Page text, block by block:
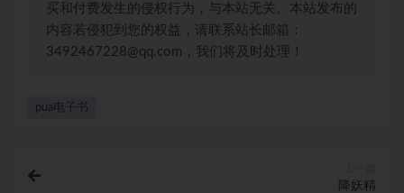
买和付费发生的侵权行为，与本站无关。本站发布的
内容若侵犯到您的权益，请联系站长邮箱：
3492467228@qq.com，我们将及时处理！
pua电子书
降妖精